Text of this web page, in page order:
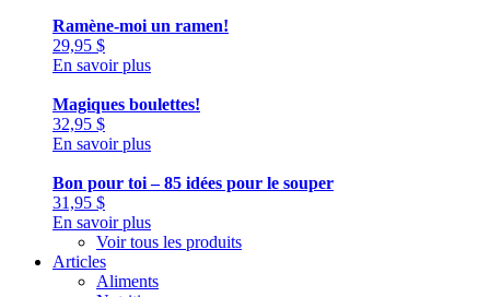
Ramène-moi un ramen!
29,95 $
En savoir plus
Magiques boulettes!
32,95 $
En savoir plus
Bon pour toi – 85 idées pour le souper
31,95 $
En savoir plus
Voir tous les produits
Articles
Aliments